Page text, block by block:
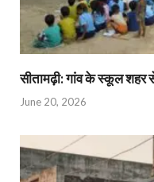
सीतामढ़ी: गांव के स्कूल शहर
June 20, 2026